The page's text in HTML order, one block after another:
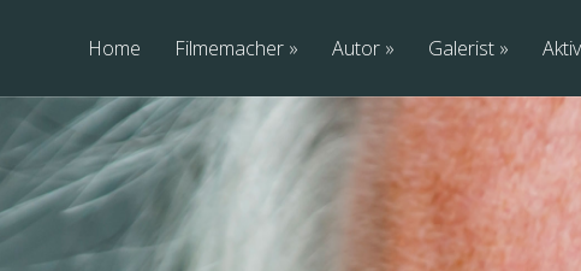
Home Filmemacher Autor Galerist